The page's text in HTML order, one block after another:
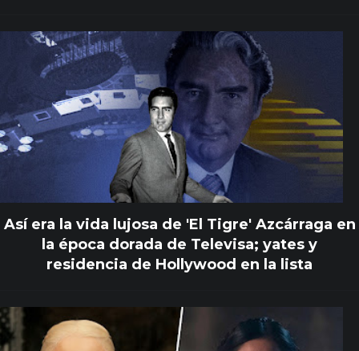
Así era la vida lujosa de 'El Tigre' Azcárraga en
la época dorada de Televisa; yates y
residencia de Hollywood en la lista